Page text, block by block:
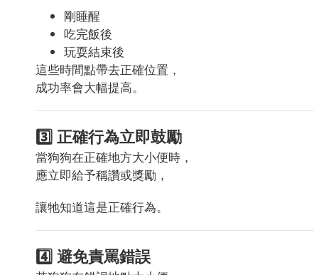
剛睡醒
吃完飯後
玩耍結束後
這些時間點帶去正確位置，
成功率會大幅提高。
3️⃣ 正確行為立即鼓勵
當狗狗在正確地方大小便時，
應立即給予稱讚或獎勵，
讓牠知道這是正確行為。
4️⃣ 避免責罵錯誤